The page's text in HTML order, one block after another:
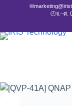
✉
🕘จ.–ศ.